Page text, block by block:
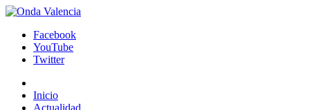
Facebook
YouTube
Twitter
Inicio
Actualidad